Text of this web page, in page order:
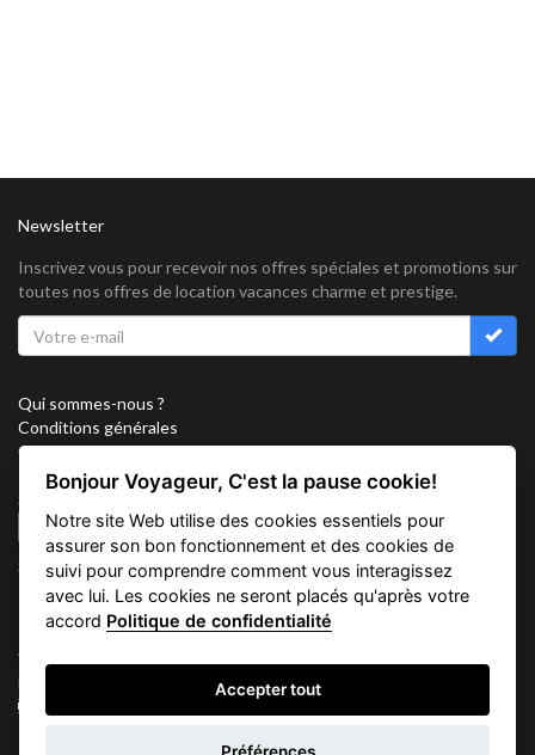
Newsletter
Inscrivez vous pour recevoir nos offres spéciales et promotions sur
toutes nos offres de location vacances charme et prestige.
Qui sommes-nous ?
Conditions générales
Confidentialité
Partenariat
Sitemap
Cookies
Suivez nous sur
Vacation Key Corp. 2905 Point East Drive #L-215. Aventura.
FLORIDA 33160.
Bonjour Voyageur, C'est la pause cookie!
Notre site Web utilise des cookies essentiels pour
assurer son bon fonctionnement et des cookies de
suivi pour comprendre comment vous interagissez
avec lui. Les cookies ne seront placés qu'après votre
accord Politique de confidentialité
Accepter tout